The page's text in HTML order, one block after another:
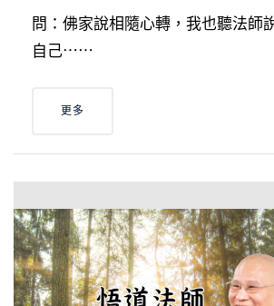
問：佛家說相隨心轉，我也聽法師
自己⋯⋯
更多